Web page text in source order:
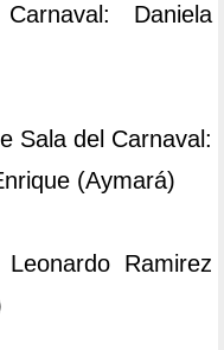
Daniela
Sala del Carnaval:
(Aymará)
Ramirez